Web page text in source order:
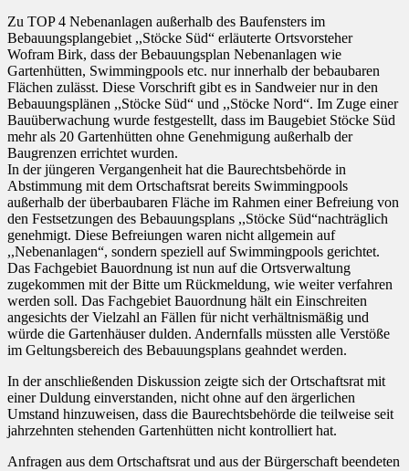
Zu TOP 4 Nebenanlagen außerhalb des Baufensters im
Bebauungsplangebiet ,,Stöcke Süd“ erläuterte Ortsvorsteher
Wofram Birk, dass der Bebauungsplan Nebenanlagen wie
Gartenhütten, Swimmingpools etc. nur innerhalb der bebaubaren
Flächen zulässt. Diese Vorschrift gibt es in Sandweier nur in den
Bebauungsplänen ,,Stöcke Süd“ und ,,Stöcke Nord“. Im Zuge einer
Bauüberwachung wurde festgestellt, dass im Baugebiet Stöcke Süd
mehr als 20 Gartenhütten ohne Genehmigung außerhalb der
Baugrenzen errichtet wurden.
In der jüngeren Vergangenheit hat die Baurechtsbehörde in
Abstimmung mit dem Ortschaftsrat bereits Swimmingpools
außerhalb der überbaubaren Fläche im Rahmen einer Befreiung von
den Festsetzungen des Bebauungsplans ,,Stöcke Süd“nachträglich
genehmigt. Diese Befreiungen waren nicht allgemein auf
,,Nebenanlagen“, sondern speziell auf Swimmingpools gerichtet.
Das Fachgebiet Bauordnung ist nun auf die Ortsverwaltung
zugekommen mit der Bitte um Rückmeldung, wie weiter verfahren
werden soll. Das Fachgebiet Bauordnung hält ein Einschreiten
angesichts der Vielzahl an Fällen für nicht verhältnismäßig und
würde die Gartenhäuser dulden. Andernfalls müssten alle Verstöße
im Geltungsbereich des Bebauungsplans geahndet werden.
In der anschließenden Diskussion zeigte sich der Ortschaftsrat mit
einer Duldung einverstanden, nicht ohne auf den ärgerlichen
Umstand hinzuweisen, dass die Baurechtsbehörde die teilweise seit
jahrzehnten stehenden Gartenhütten nicht kontrolliert hat.
Anfragen aus dem Ortschaftsrat und aus der Bürgerschaft beendeten